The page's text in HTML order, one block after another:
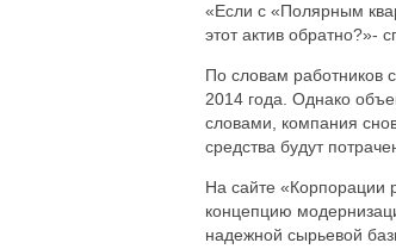
«Если с «Полярным
этот актив обратно?»-
По словам работников
2014 года. Однако
словами, компания
средства будут
На сайте «Корпорации
концепцию
надежной сырьевой